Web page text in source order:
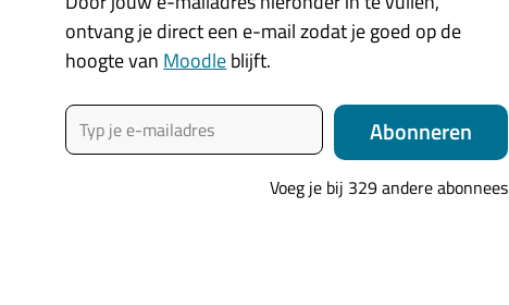
ontvang je direct een e-mail zodat je goed op de
hoogte van Moodleblijft.
Typ je e-mailadres
Abonneren
Voeg je bij 329 andere abonnees